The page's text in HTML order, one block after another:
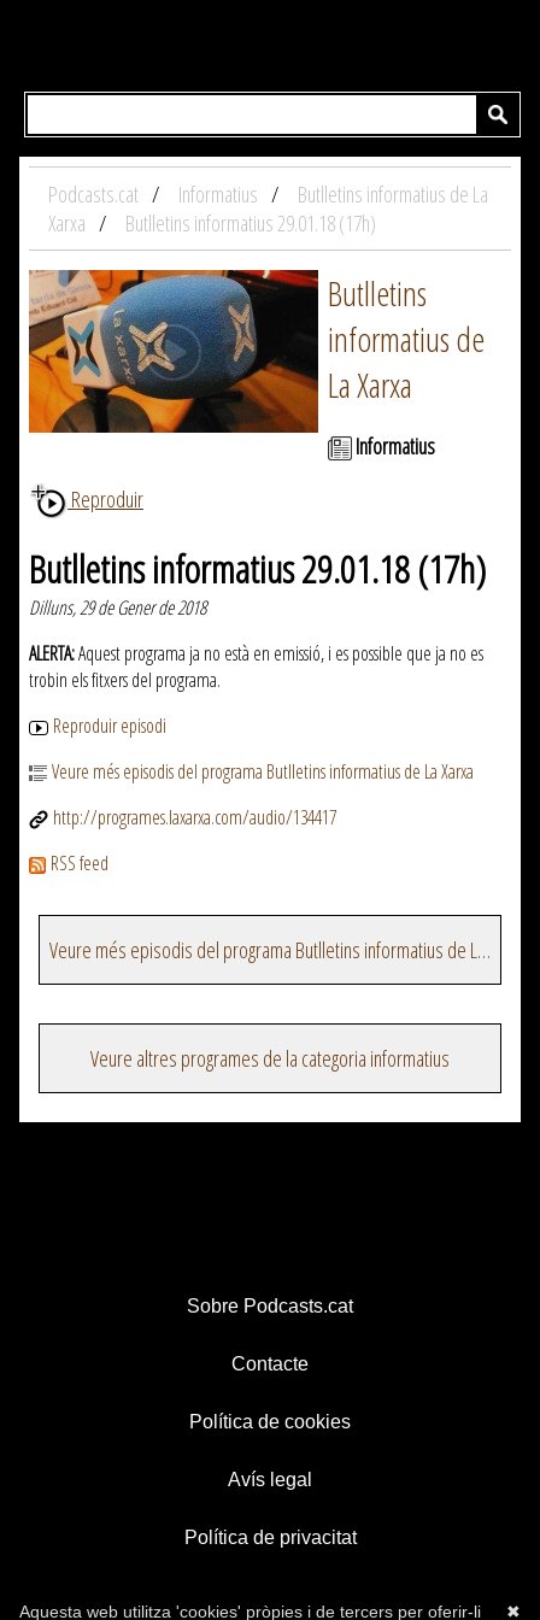
Podcasts.cat Informatius
Butlletins informatius de La
Xarxa
Butlletins informatius 29.01.18 (17h)
Butlletins
informatius de
La Xarxa
Informatius
Reproduir
Butlletins informatius 29.01.18 (17h)
Dilluns, 29 de Gener de 2018
ALERTA:Aquest programa ja no està en emissió, i es possible que ja no es
trobin els fitxers del programa.
Reproduir episodi
Veure més episodis del programa Butlletins informatius de La Xarxa
http://programes.laxarxa.com/audio/134417
RSS feed
Veure més episodis del programa Butlletins informatius de La Xarxa
Veure altres programes de la categoria informatius
Sobre Podcasts.cat
Contacte
Política de cookies
Avís legal
Política de privacitat
✖
Aquesta web utilitza 'cookies' pròpies i de tercers per oferir-li